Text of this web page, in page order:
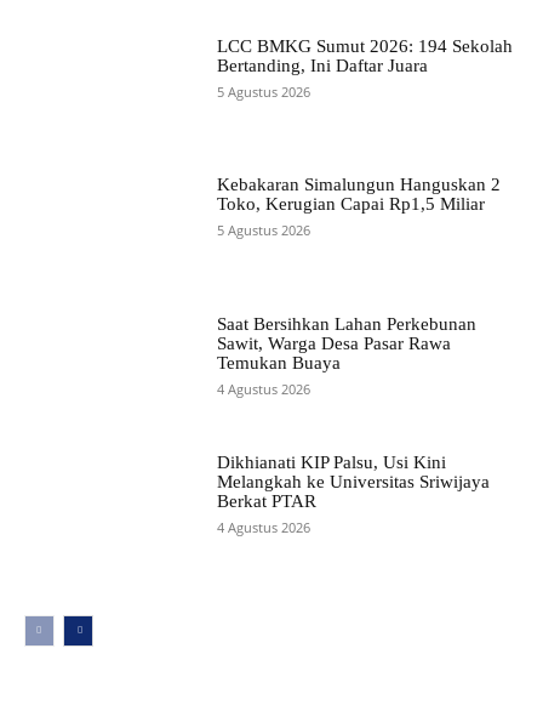
LCC BMKG Sumut 2026: 194 Sekolah
Bertanding, Ini Daftar Juara
5 Agustus 2026
Kebakaran Simalungun Hanguskan 2
Toko, Kerugian Capai Rp1,5 Miliar
5 Agustus 2026
Saat Bersihkan Lahan Perkebunan
Sawit, Warga Desa Pasar Rawa
Temukan Buaya
4 Agustus 2026
Dikhianati KIP Palsu, Usi Kini
Melangkah ke Universitas Sriwijaya
Berkat PTAR
4 Agustus 2026